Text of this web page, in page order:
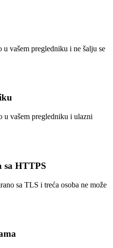
u vašem pregledniku i ne šalju se
u vašem pregledniku i ulazni
sa HTTPS
sa TLS i treća osoba ne može